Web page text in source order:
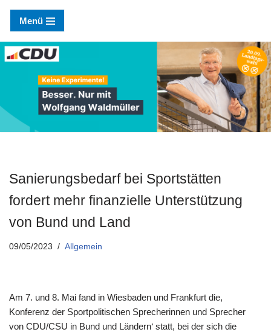
Zum
Inhalt
springen
Menü
Sanierungsbedarf bei Sportstätten
fordert mehr finanzielle Unterstützung
von Bund und Land
09/05/2023 Allgemein
Am 7. und 8. Mai fand in Wiesbaden und Frankfurt die,
Konferenz der Sportpolitischen Sprecherinnen und Sprecher
von CDU/CSU in Bund und Ländern‘ statt, bei der sich die